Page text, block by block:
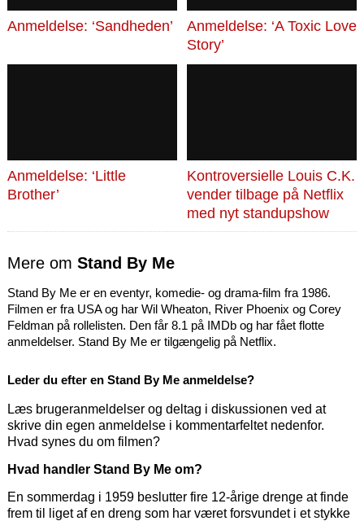
Anmeldelse: ‘Sandheden’
Anmeldelse: ‘A Toxic Love
Story’
Anmeldelse: ‘Little
Brother’
Kontroversielle Louis C.K.
vender tilbage på Netflix
med nyt standupshow
Mere om Stand By Me
Stand By Me er en eventyr, komedie- og drama-film fra 1986.
Filmen er fra USA og har Wil Wheaton, River Phoenix og Corey
Feldman på rollelisten. Den får 8.1 på IMDb og har fået flotte
anmeldelser. Stand By Me er tilgængelig på Netflix.
Leder du efter en Stand By Me anmeldelse?
Læs brugeranmeldelser og deltag i diskussionen ved at
skrive din egen anmeldelse i kommentarfeltet nedenfor.
Hvad synes du om filmen?
Hvad handler Stand By Me om?
En sommerdag i 1959 beslutter fire 12-årige drenge at finde
frem til liget af en dreng som har været forsvundet i et stykke